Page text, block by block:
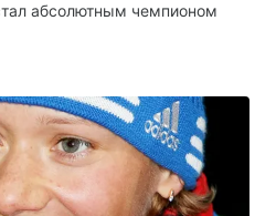
абсолютным чемпионом